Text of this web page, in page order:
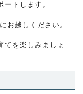
トします。
お越しください。
てを楽しみましょ